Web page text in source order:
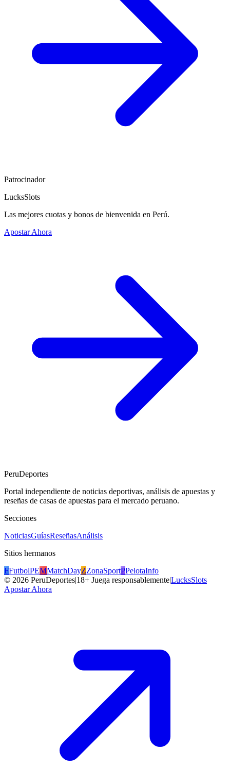
Patrocinador
LucksSlots
Las mejores cuotas y bonos de bienvenida en Perú.
Apostar Ahora
PeruDeportes
Portal independiente de noticias deportivas, análisis de apuestas y
reseñas de casas de apuestas para el mercado peruano.
Secciones
NoticiasGuíasReseñasAnálisis
Sitios hermanos
FFutbolPEMMatchDayZZonaSportPPelotaInfo
© 2026 PeruDeportes|18+ Juega responsablemente|LucksSlots
Apostar Ahora